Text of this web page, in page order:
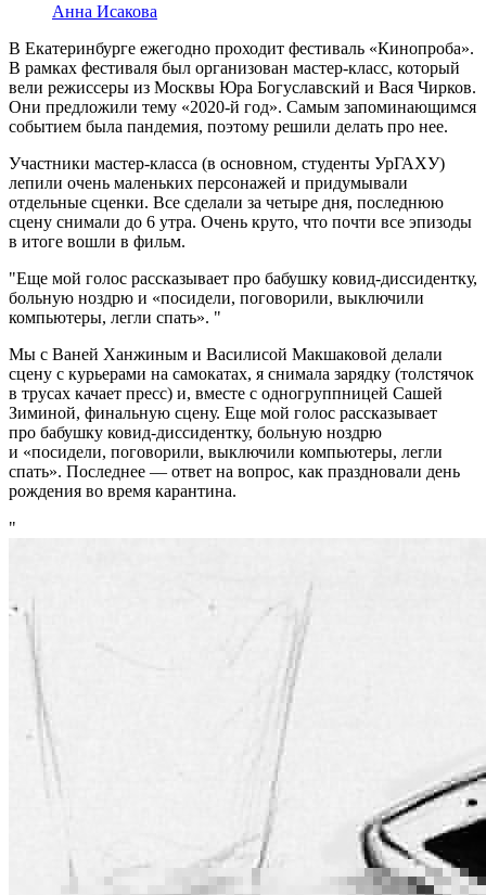
Анна Исакова
В Екатеринбурге ежегодно проходит фестиваль «Кинопроба».
В рамках фестиваля был организован мастер-класс, который
вели режиссеры из Москвы Юра Богуславский и Вася Чирков.
Они предложили тему «2020-й год». Самым запоминающимся
событием была пандемия, поэтому решили делать про нее.
Участники мастер-класса (в основном, студенты УрГАХУ)
лепили очень маленьких персонажей и придумывали
отдельные сценки. Все сделали за четыре дня, последнюю
сцену снимали до 6 утра. Очень круто, что почти все эпизоды
в итоге вошли в фильм.
Еще мой голос рассказывает про бабушку ковид-диссидентку,
больную ноздрю и «посидели, поговорили, выключили
компьютеры, легли спать».
Мы с Ваней Ханжиным и Василисой Макшаковой делали
сцену с курьерами на самокатах, я снимала зарядку (толстячок
в трусах качает пресс) и, вместе с одногруппницей Сашей
Зиминой, финальную сцену. Еще мой голос рассказывает
про бабушку ковид-диссидентку, больную ноздрю
и «посидели, поговорили, выключили компьютеры, легли
спать». Последнее — ответ на вопрос, как праздновали день
рождения во время карантина.